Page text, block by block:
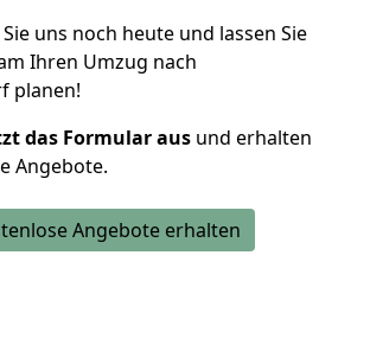
uns noch heute und lassen Sie
Ihren Umzug nach
planen!
das Formular aus und erhalten
Angebote.
Angebote erhalten